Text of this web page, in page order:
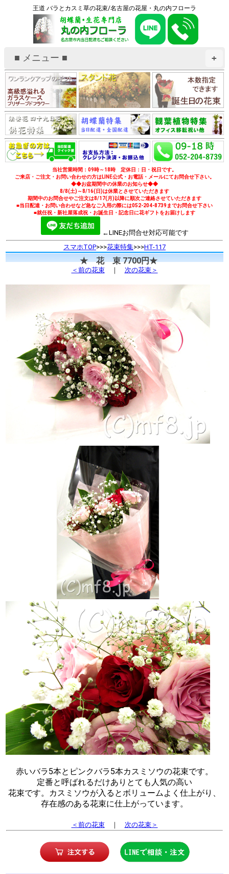
王道 バラとカスミ草の花束/名古屋の花屋・丸の内フローラ
+
■ メニュー ■
当社営業時間：09時～18時 定休日：日・祝日です。
ご来店・ご注文・お問い合わせの方はLINE公式・お電話・メールにてお問合せ下さい。
◆◆お盆期間中の休業のお知らせ◆◆
8/8(土)～8/16(日)は休業とさせていただきます
期間中のお問合せやご注文は8/17(月)以降に順次ご連絡させていただきます
■当日配達・お問い合わせなど急なご入用の際には052-204-8739までお問合せ下さい
■就任祝・新社屋落成祝・お誕生日・記念日に花ギフトをお届けします
←LINEお問合せ対応可能です
スマホTOP>>>花束特集>>>HT-117
★ 花 束 7700円★
＜前の花束｜ 次の花束＞
赤いバラ5本とピンクバラ5本カスミソウの花束です。
定番と呼ばれるだけありとても人気の高い
花束です。カスミソウが入るとボリュームよく仕上がり、
存在感のある花束に仕上がっています。
＜前の花束｜ 次の花束＞